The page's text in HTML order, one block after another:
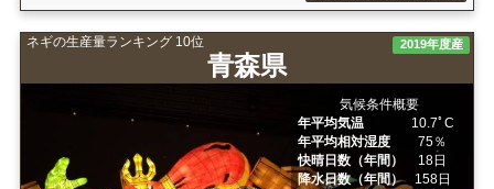
ネギの生産量ランキング 10位
青森県
2019年度産
気候条件概要
年平均気温
10.7ﾟC
年平均相対湿度
75％
快晴日数（年間）
18日
降水日数（年間）
158日